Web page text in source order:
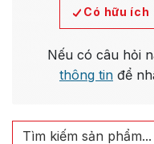
Có hữu ích
Nếu có câu hỏi
thông tin để